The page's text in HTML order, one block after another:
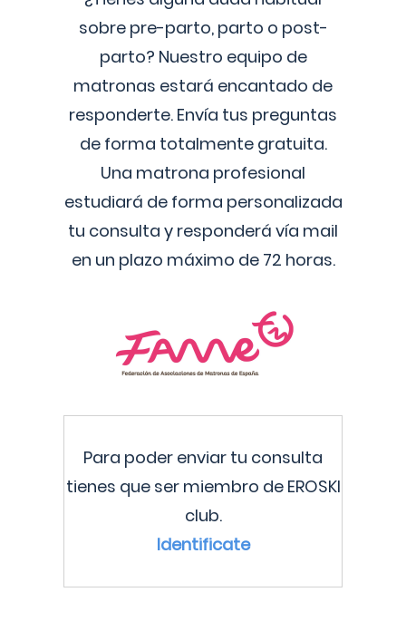
sobre pre-parto, parto o post-
parto? Nuestro equipo de
matronas estará encantado de
responderte. Envía tus preguntas
de forma totalmente gratuita.
Una matrona profesional
estudiará de forma personalizada
tu consulta y responderá vía mail
en un plazo máximo de 72 horas.
Para poder enviar tu consulta
tienes que ser miembro de EROSKI
club.
Identificate